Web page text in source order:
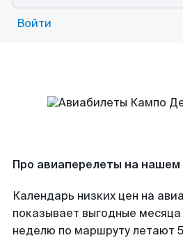
Войти
Про авиаперелеты на нашем
Календарь низких цен на
показывает выгодные
неделю по маршруту летают